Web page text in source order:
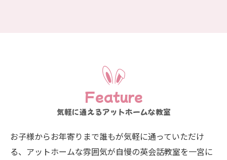
気軽に通えるアットホームな教室
Feature
お子様からお年寄りまで誰もが気軽に通っていただけ
る、アットホームな雰囲気が自慢の英会話教室を一宮に